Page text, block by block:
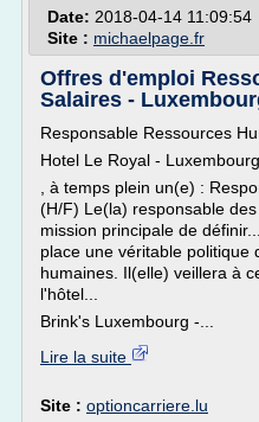
Date: 2018-04-14 11:09:54
Site : michaelpage.fr
Offres d'emploi
Salaires -
Responsable Ressources
Hotel Le Royal - Luxembourg
, à temps plein un(e) :
(H/F) Le(la) responsable
mission principale de
place une véritable politique
humaines. Il(elle) veillera à
l'hôtel...
Brink's Luxembourg -...
Lire la suite
Site : optioncarriere.lu